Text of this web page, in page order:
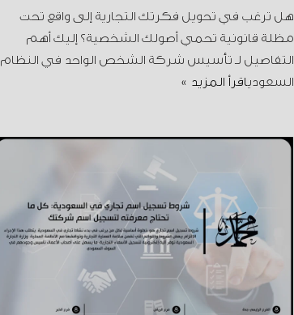
هل ترغب في تحويل فكرتك التجارية إلى واقع تحت
مظلة قانونية تحمي أصولك الشخصية؟ إليك أهم
التفاصيل لـ تأسيس شركة الشخص الواحد في النظام
السعودياقرأ المزيد »